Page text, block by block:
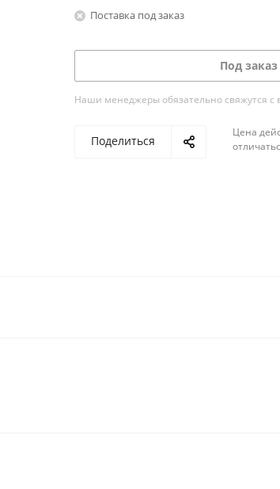
Поставка под заказ
Под заказ
Наши менеджеры обязательно свяжутся с
Поделиться
Цена